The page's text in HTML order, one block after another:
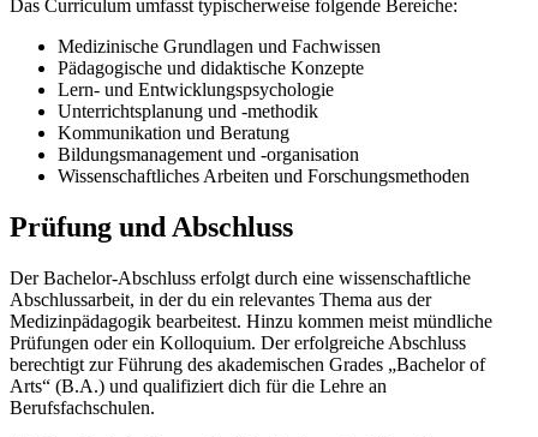
Das Curriculum umfasst typischerweise folgende Bereiche:
Medizinische Grundlagen und Fachwissen
Pädagogische und didaktische Konzepte
Lern- und Entwicklungspsychologie
Unterrichtsplanung und -methodik
Kommunikation und Beratung
Bildungsmanagement und -organisation
Wissenschaftliches Arbeiten und Forschungsmethoden
Prüfung und Abschluss
Der Bachelor-Abschluss erfolgt durch eine wissenschaftliche
Abschlussarbeit, in der du ein relevantes Thema aus der
Medizinpädagogik bearbeitest. Hinzu kommen meist mündliche
Prüfungen oder ein Kolloquium. Der erfolgreiche Abschluss
berechtigt zur Führung des akademischen Grades „Bachelor of
Arts“ (B.A.) und qualifiziert dich für die Lehre an
Berufsfachschulen.